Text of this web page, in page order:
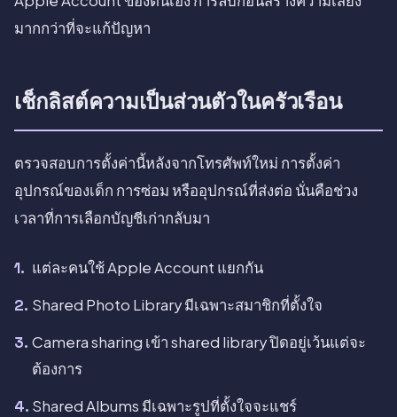
มากกว่าที่จะแก้ปัญหา
เช็กลิสต์ความเป็นส่วนตัวในครัวเรือน
ตรวจสอบการตั้งค่านี้หลังจากโทรศัพท์ใหม่ การตั้งค่า
อุปกรณ์ของเด็ก การซ่อม หรืออุปกรณ์ที่ส่งต่อ นั่นคือช่วง
เวลาที่การเลือกบัญชีเก่ากลับมา
แต่ละคนใช้ Apple Account แยกกัน
Shared Photo Library มีเฉพาะสมาชิกที่ตั้งใจ
Camera sharing เข้า shared library ปิดอยู่เว้นแต่จะ
ต้องการ
Shared Albums มีเฉพาะรูปที่ตั้งใจจะแชร์